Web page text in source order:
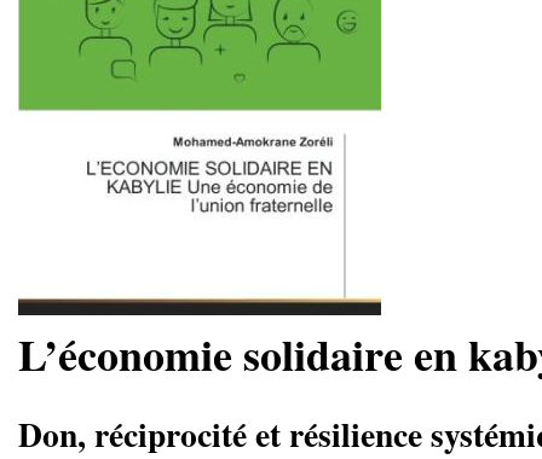
L’économie solidaire en
Don, réciprocité et résilience